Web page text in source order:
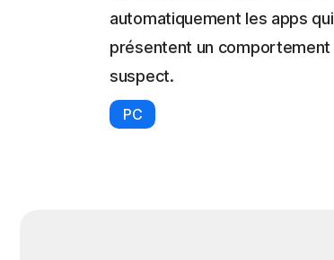
automatiquement les apps qui
présentent un comportement
suspect.
PC